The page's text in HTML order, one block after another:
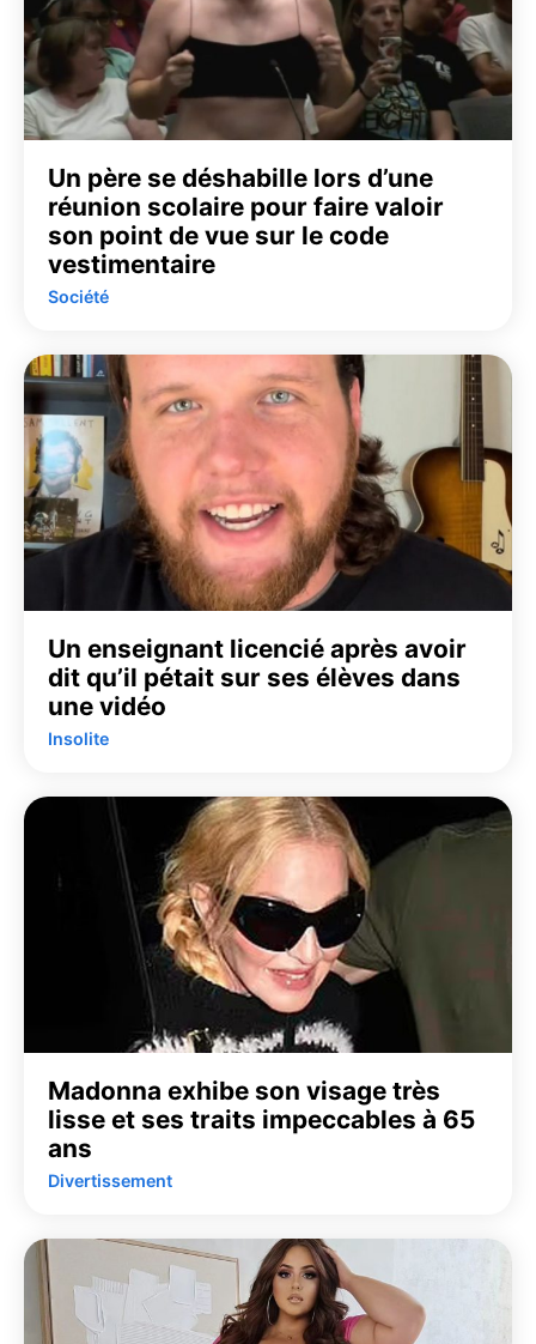
Un père se déshabille lors d’une
réunion scolaire pour faire valoir
son point de vue sur le code
vestimentaire
Société
Un enseignant licencié après avoir
dit qu’il pétait sur ses élèves dans
une vidéo
Insolite
Madonna exhibe son visage très
lisse et ses traits impeccables à 65
ans
Divertissement